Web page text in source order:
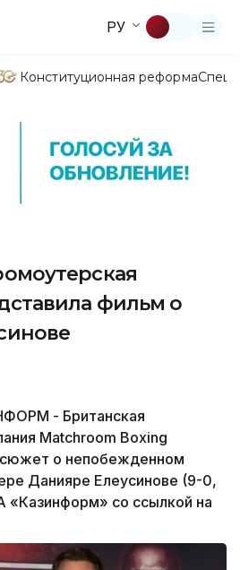
РУ
Конституционная реформа
фильм о
- Британская
Matchroom Boxing
о непобежденном
Данияре Елеусинове (9-0,
со ссылкой на